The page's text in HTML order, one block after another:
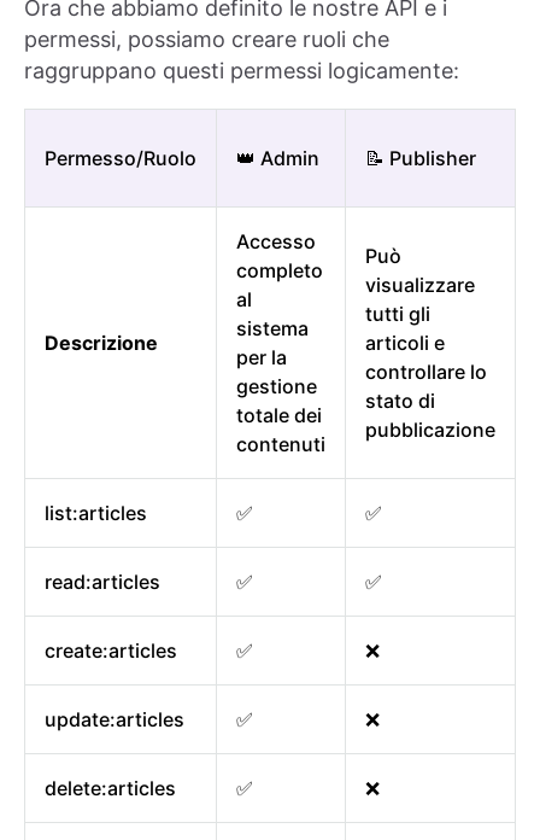
Ora che abbiamo definito le nostre API e i
permessi, possiamo creare ruoli che
raggruppano questi permessi logicamente:
Permesso/Ruolo 👑 Admin 📝 Publisher
Descrizione
Accesso
completo
al
sistema
per la
gestione
totale dei
contenuti
Può
visualizzare
tutti gli
articoli e
controllare lo
stato di
pubblicazione
list:articles ✅ ✅
read:articles ✅ ✅
create:articles ✅ ❌
update:articles ✅ ❌
delete:articles ✅ ❌